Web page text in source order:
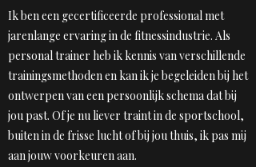
Ik ben een gecertificeerde professional met
jarenlange ervaring in de fitnessindustrie. Als
personal trainer heb ik kennis van verschillende
trainingsmethoden en kan ik je begeleiden bij het
ontwerpen van een persoonlijk schema dat bij
jou past. Of je nu liever traint in de sportschool,
buiten in de frisse lucht of bij jou thuis, ik pas mij
aan jouw voorkeuren aan.